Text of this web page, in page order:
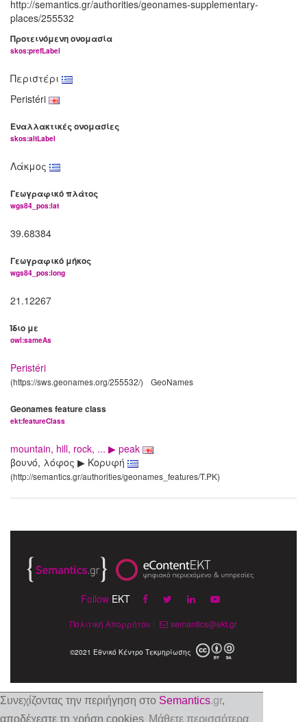
Συνεχίζοντας την περιήγηση στο Semantics.gr,
αποδέχεστε τη χρήση cookies Μάθετε περισσότερα
http://semantics.gr/authorities/geonames-supplementary-
places/255532
Προτεινόμενη ονομασία
skos:prefLabel
Περιστέρι
Peristéri
Εναλλακτικές ονομασίες
skos:altLabel
Λάκμος
Γεωγραφικό πλάτος
wgs84_pos:lat
39.68384
Γεωγραφικό μήκος
wgs84_pos:long
21.12267
Ίδιο με
owl:sameAs
Peristéri
(https://sws.geonames.org/255532/) GeoNames
Geonames feature class
ekt:featureClass
mountain, hill, rock, ... ▶ peak
βουνό, λόφος ▶ Κορυφή
(http://semantics.gr/authorities/geonames_features/T.PK)
Follow EKT
Πολιτική Απορρήτου semantics@ekt.gr
©2021 Εθνικό Κέντρο Τεκμηρίωσης